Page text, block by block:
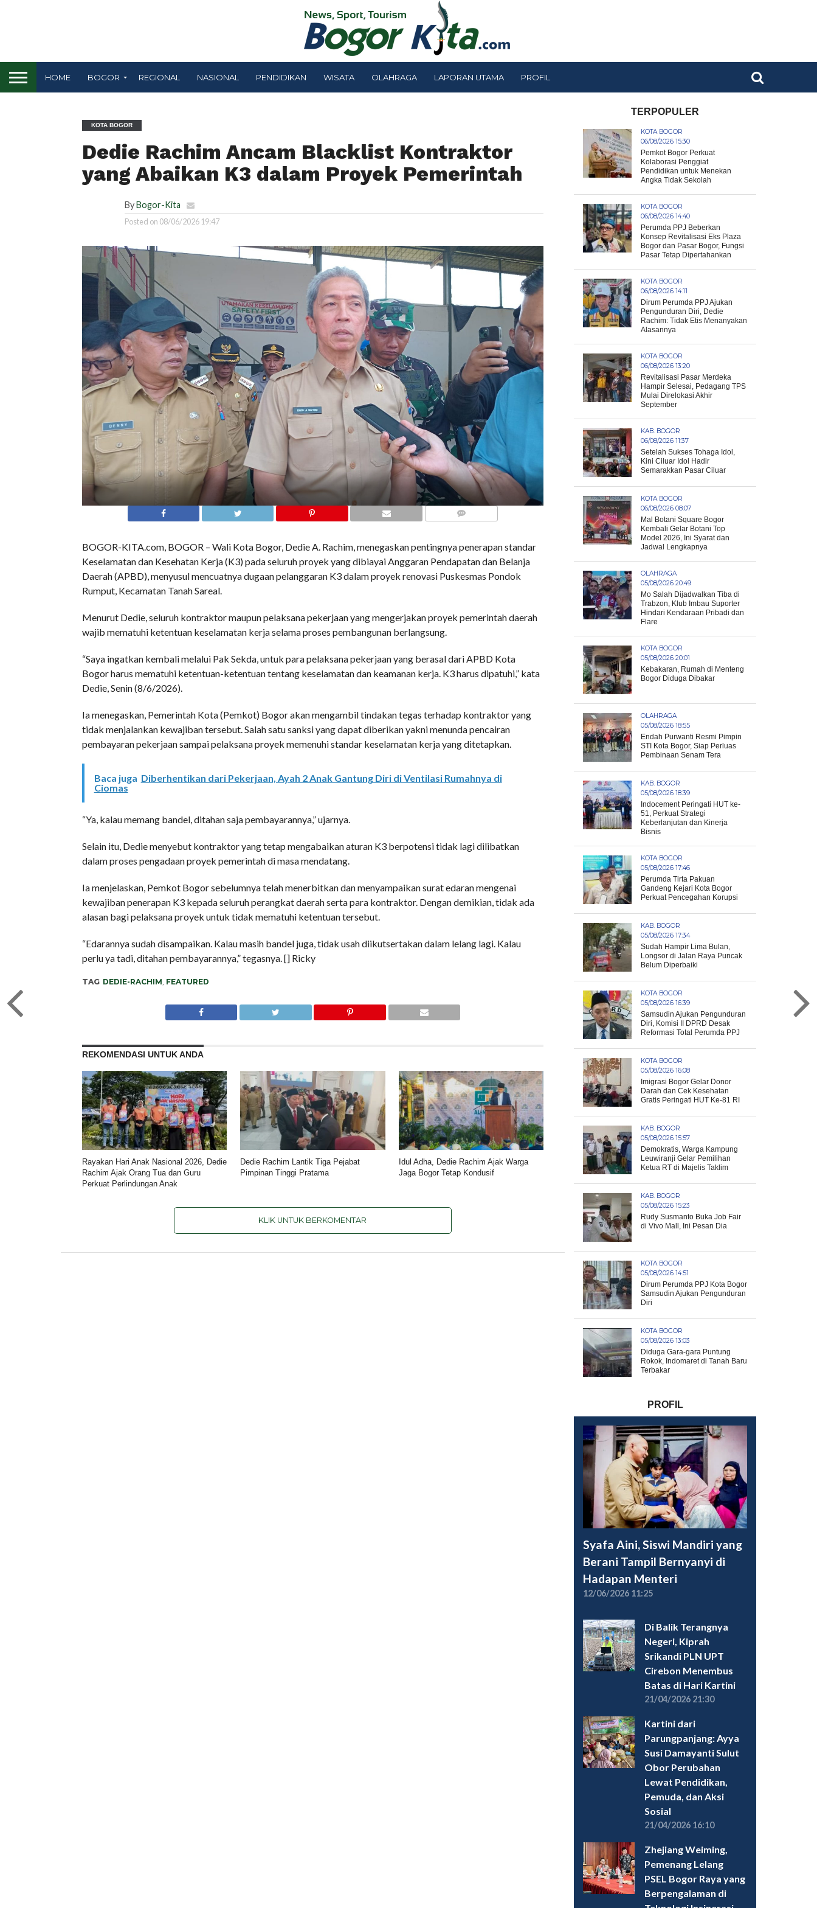
HOME BOGOR REGIONAL NASIONAL PENDIDIKAN WISATA OLAHRAGA LAPORAN UTAMA PROFIL
KOTA BOGOR
Dedie Rachim Ancam Blacklist Kontraktor
yang Abaikan K3 dalam Proyek Pemerintah
ByBogor-Kita
Posted on 08/06/2026 19:47
BOGOR-KITA.com, BOGOR – Wali Kota Bogor, Dedie A. Rachim, menegaskan pentingnya penerapan standar
Keselamatan dan Kesehatan Kerja (K3) pada seluruh proyek yang dibiayai Anggaran Pendapatan dan Belanja
Daerah (APBD), menyusul mencuatnya dugaan pelanggaran K3 dalam proyek renovasi Puskesmas Pondok
Rumput, Kecamatan Tanah Sareal.
Menurut Dedie, seluruh kontraktor maupun pelaksana pekerjaan yang mengerjakan proyek pemerintah daerah
wajib mematuhi ketentuan keselamatan kerja selama proses pembangunan berlangsung.
“Saya ingatkan kembali melalui Pak Sekda, untuk para pelaksana pekerjaan yang berasal dari APBD Kota
Bogor harus mematuhi ketentuan-ketentuan tentang keselamatan dan keamanan kerja. K3 harus dipatuhi,” kata
Dedie, Senin (8/6/2026).
Ia menegaskan, Pemerintah Kota (Pemkot) Bogor akan mengambil tindakan tegas terhadap kontraktor yang
tidak menjalankan kewajiban tersebut. Salah satu sanksi yang dapat diberikan yakni menunda pencairan
pembayaran pekerjaan sampai pelaksana proyek memenuhi standar keselamatan kerja yang ditetapkan.
Baca juga Diberhentikan dari Pekerjaan, Ayah 2 Anak Gantung Diri di Ventilasi Rumahnya di
Ciomas
“Ya, kalau memang bandel, ditahan saja pembayarannya,” ujarnya.
Selain itu, Dedie menyebut kontraktor yang tetap mengabaikan aturan K3 berpotensi tidak lagi dilibatkan
dalam proses pengadaan proyek pemerintah di masa mendatang.
Ia menjelaskan, Pemkot Bogor sebelumnya telah menerbitkan dan menyampaikan surat edaran mengenai
kewajiban penerapan K3 kepada seluruh perangkat daerah serta para kontraktor. Dengan demikian, tidak ada
alasan bagi pelaksana proyek untuk tidak mematuhi ketentuan tersebut.
“Edarannya sudah disampaikan. Kalau masih bandel juga, tidak usah diikutsertakan dalam lelang lagi. Kalau
perlu ya tadi, ditahan pembayarannya,” tegasnya. [] Ricky
TAG DEDIE-RACHIM, FEATURED
REKOMENDASI UNTUK ANDA
Rayakan Hari Anak Nasional 2026, Dedie
Rachim Ajak Orang Tua dan Guru
Perkuat Perlindungan Anak
Dedie Rachim Lantik Tiga Pejabat
Pimpinan Tinggi Pratama
Idul Adha, Dedie Rachim Ajak Warga
Jaga Bogor Tetap Kondusif
KLIK UNTUK BERKOMENTAR
TERPOPULER
KOTA BOGOR
06/08/2026 15:30
Pemkot Bogor Perkuat
Kolaborasi Penggiat
Pendidikan untuk Menekan
Angka Tidak Sekolah
KOTA BOGOR
06/08/2026 14:40
Perumda PPJ Beberkan
Konsep Revitalisasi Eks Plaza
Bogor dan Pasar Bogor, Fungsi
Pasar Tetap Dipertahankan
KOTA BOGOR
06/08/2026 14:11
Dirum Perumda PPJ Ajukan
Pengunduran Diri, Dedie
Rachim: Tidak Etis Menanyakan
Alasannya
KOTA BOGOR
06/08/2026 13:20
Revitalisasi Pasar Merdeka
Hampir Selesai, Pedagang TPS
Mulai Direlokasi Akhir
September
KAB. BOGOR
06/08/2026 11:37
Setelah Sukses Tohaga Idol,
Kini Ciluar Idol Hadir
Semarakkan Pasar Ciluar
KOTA BOGOR
06/08/2026 08:07
Mal Botani Square Bogor
Kembali Gelar Botani Top
Model 2026, Ini Syarat dan
Jadwal Lengkapnya
OLAHRAGA
05/08/2026 20:49
Mo Salah Dijadwalkan Tiba di
Trabzon, Klub Imbau Suporter
Hindari Kendaraan Pribadi dan
Flare
KOTA BOGOR
05/08/2026 20:01
Kebakaran, Rumah di Menteng
Bogor Diduga Dibakar
OLAHRAGA
05/08/2026 18:55
Endah Purwanti Resmi Pimpin
STI Kota Bogor, Siap Perluas
Pembinaan Senam Tera
KAB. BOGOR
05/08/2026 18:39
Indocement Peringati HUT ke-
51, Perkuat Strategi
Keberlanjutan dan Kinerja
Bisnis
KOTA BOGOR
05/08/2026 17:46
Perumda Tirta Pakuan
Gandeng Kejari Kota Bogor
Perkuat Pencegahan Korupsi
KAB. BOGOR
05/08/2026 17:34
Sudah Hampir Lima Bulan,
Longsor di Jalan Raya Puncak
Belum Diperbaiki
KOTA BOGOR
05/08/2026 16:39
Samsudin Ajukan Pengunduran
Diri, Komisi II DPRD Desak
Reformasi Total Perumda PPJ
KOTA BOGOR
05/08/2026 16:08
Imigrasi Bogor Gelar Donor
Darah dan Cek Kesehatan
Gratis Peringati HUT Ke-81 RI
KAB. BOGOR
05/08/2026 15:57
Demokratis, Warga Kampung
Leuwiranji Gelar Pemilihan
Ketua RT di Majelis Taklim
KAB. BOGOR
05/08/2026 15:23
Rudy Susmanto Buka Job Fair
di Vivo Mall, Ini Pesan Dia
KOTA BOGOR
05/08/2026 14:51
Dirum Perumda PPJ Kota Bogor
Samsudin Ajukan Pengunduran
Diri
KOTA BOGOR
05/08/2026 13:03
Diduga Gara-gara Puntung
Rokok, Indomaret di Tanah Baru
Terbakar
PROFIL
Syafa Aini, Siswi Mandiri yang
Berani Tampil Bernyanyi di
Hadapan Menteri
12/06/2026 11:25
Di Balik Terangnya
Negeri, Kiprah
Srikandi PLN UPT
Cirebon Menembus
Batas di Hari Kartini
21/04/2026 21:30
Kartini dari
Parungpanjang: Ayya
Susi Damayanti Sulut
Obor Perubahan
Lewat Pendidikan,
Pemuda, dan Aksi
Sosial
21/04/2026 16:10
Zhejiang Weiming,
Pemenang Lelang
PSEL Bogor Raya yang
Berpengalaman di